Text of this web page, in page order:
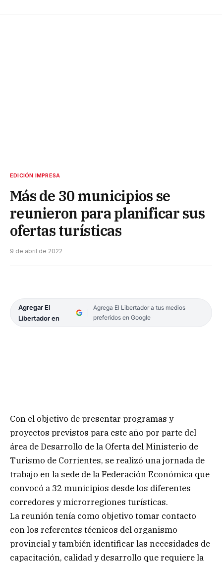
EDICIÓN IMPRESA
Más de 30 municipios se
reunieron para planificar sus
ofertas turísticas
9 de abril de 2022
Agregar El
Libertador en
Agrega El Libertador a tus medios
preferidos en Google
Con el objetivo de presentar programas y
proyectos previstos para este año por parte del
área de Desarrollo de la Oferta del Ministerio de
Turismo de Corrientes, se realizó una jornada de
trabajo en la sede de la Federación Económica que
convocó a 32 municipios desde los diferentes
corredores y microrregiones turísticas.
La reunión tenía como objetivo tomar contacto
con los referentes técnicos del organismo
provincial y también identificar las necesidades de
capacitación, calidad y desarrollo que requiere la